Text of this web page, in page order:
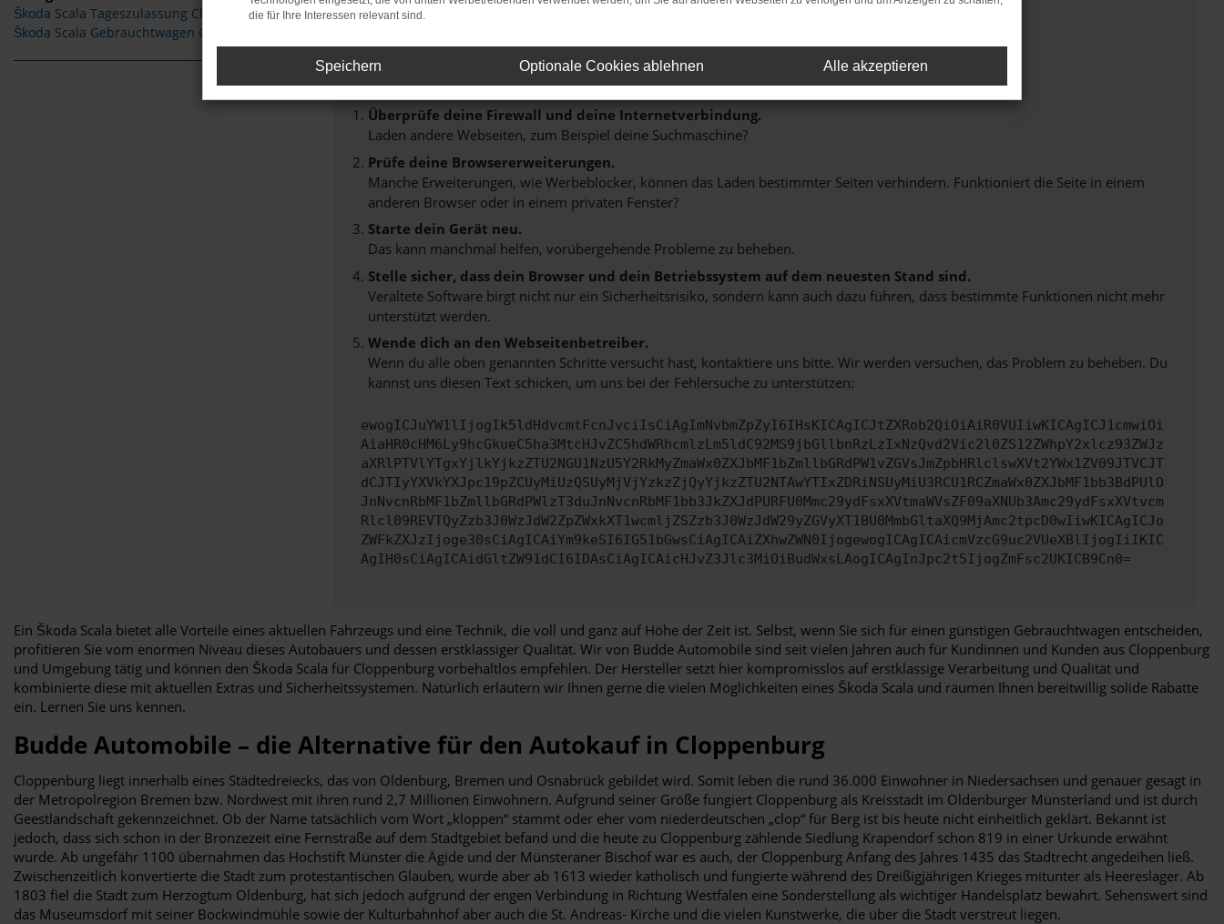
Škoda Scala Tageszulassung Cloppenburg
Škoda Scala Gebrauchtwagen Cloppenburg
Fehler: Network Error
Beim Laden ist ein Fehler aufgetreten.
Hier sind ein paar Tipps, die dir helfen können:
Überprüfe deine Firewall und deine Internetverbindung.
Laden andere Webseiten, zum Beispiel deine Suchmaschine?
Prüfe deine Browsererweiterungen.
Manche Erweiterungen, wie Werbeblocker, können das Laden bestimmter Seiten verhindern. Funktioniert die Seite in einem
anderen Browser oder in einem privaten Fenster?
Starte dein Gerät neu.
Das kann manchmal helfen, vorübergehende Probleme zu beheben.
Stelle sicher, dass dein Browser und dein Betriebssystem auf dem neuesten Stand sind.
Veraltete Software birgt nicht nur ein Sicherheitsrisiko, sondern kann auch dazu führen, dass bestimmte Funktionen nicht mehr
unterstützt werden.
Wende dich an den Webseitenbetreiber.
Wenn du alle oben genannten Schritte versucht hast, kontaktiere uns bitte. Wir werden versuchen, das Problem zu beheben. Du
kannst uns diesen Text schicken, um uns bei der Fehlersuche zu unterstützen:
ewogICJuYW1lIjogIk5ldHdvcmtFcnJvciIsCiAgImNvbmZpZyI6IHsKICAgICJtZXRob2QiOiAiR0VUIiwKICAgICJ1cmwiOi
AiaHR0cHM6Ly9hcGkueC5ha3MtcHJvZC5hdWRhcmlzLm5ldC92MS9jbGllbnRzLzIxNzQvd2Vic2l0ZS12ZWhpY2xlcz93ZWJz
aXRlPTVlYTgxYjlkYjkzZTU2NGU1NzU5Y2RkMyZmaWx0ZXJbMF1bZmllbGRdPW1vZGVsJmZpbHRlclswXVt2YWx1ZV09JTVCJT
dCJTIyYXVkYXJpc19pZCUyMiUzQSUyMjVjYzkzZjQyYjkzZTU2NTAwYTIxZDRiNSUyMiU3RCU1RCZmaWx0ZXJbMF1bb3BdPUlO
JnNvcnRbMF1bZmllbGRdPWlzT3duJnNvcnRbMF1bb3JkZXJdPURFU0Mmc29ydFsxXVtmaWVsZF09aXNUb3Amc29ydFsxXVtvcm
Rlcl09REVTQyZzb3J0WzJdW2ZpZWxkXT1wcmljZSZzb3J0WzJdW29yZGVyXT1BU0MmbGltaXQ9MjAmc2tpcD0wIiwKICAgICJo
ZWFkZXJzIjoge30sCiAgICAiYm9keSI6IG51bGwsCiAgICAiZXhwZWN0IjogewogICAgICAicmVzcG9uc2VUeXBlIjogIiIKIC
AgIH0sCiAgICAidGltZW91dCI6IDAsCiAgICAicHJvZ3Jlc3MiOiBudWxsLAogICAgInJpc2t5IjogZmFsc2UKICB9Cn0=
Ein Škoda Scala bietet alle Vorteile eines aktuellen Fahrzeugs und eine Technik, die voll und ganz auf Höhe der Zeit ist. Selbst, wenn Sie sich für einen günstigen Gebrauchtwagen entscheiden,
profitieren Sie vom enormen Niveau dieses Autobauers und dessen erstklassiger Qualität. Wir von Budde Automobile sind seit vielen Jahren auch für Kundinnen und Kunden aus Cloppenburg
und Umgebung tätig und können den Škoda Scala für Cloppenburg vorbehaltlos empfehlen. Der Hersteller setzt hier kompromisslos auf erstklassige Verarbeitung und Qualität und
kombinierte diese mit aktuellen Extras und Sicherheitssystemen. Natürlich erläutern wir Ihnen gerne die vielen Möglichkeiten eines Škoda Scala und räumen Ihnen bereitwillig solide Rabatte
ein. Lernen Sie uns kennen.
Budde Automobile – die Alternative für den Autokauf in Cloppenburg
Cloppenburg liegt innerhalb eines Städtedreiecks, das von Oldenburg, Bremen und Osnabrück gebildet wird. Somit leben die rund 36.000 Einwohner in Niedersachsen und genauer gesagt in
der Metropolregion Bremen bzw. Nordwest mit ihren rund 2,7 Millionen Einwohnern. Aufgrund seiner Größe fungiert Cloppenburg als Kreisstadt im Oldenburger Münsterland und ist durch
Geestlandschaft gekennzeichnet. Ob der Name tatsächlich vom Wort „kloppen“ stammt oder eher vom niederdeutschen „clop“ für Berg ist bis heute nicht einheitlich geklärt. Bekannt ist
jedoch, dass sich schon in der Bronzezeit eine Fernstraße auf dem Stadtgebiet befand und die heute zu Cloppenburg zählende Siedlung Krapendorf schon 819 in einer Urkunde erwähnt
wurde. Ab ungefähr 1100 übernahmen das Hochstift Münster die Ägide und der Münsteraner Bischof war es auch, der Cloppenburg Anfang des Jahres 1435 das Stadtrecht angedeihen ließ.
Zwischenzeitlich konvertierte die Stadt zum protestantischen Glauben, wurde aber ab 1613 wieder katholisch und fungierte während des Dreißigjährigen Krieges mitunter als Heereslager. Ab
1803 fiel die Stadt zum Herzogtum Oldenburg, hat sich jedoch aufgrund der engen Verbindung in Richtung Westfalen eine Sonderstellung als wichtiger Handelsplatz bewahrt. Sehenswert sind
das Museumsdorf mit seiner Bockwindmühle sowie der Kulturbahnhof aber auch die St. Andreas- Kirche und die vielen Kunstwerke, die über die Stadt verstreut liegen.
die für Ihre Interessen relevant sind.
Speichern Optionale Cookies ablehnen Alle akzeptieren